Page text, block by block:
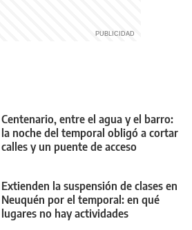
Centenario, entre el agua y el barro:
la noche del temporal obligó a cortar
calles y un puente de acceso
Extienden la suspensión de clases en
Neuquén por el temporal: en qué
lugares no hay actividades